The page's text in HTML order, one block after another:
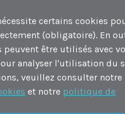
certains cookies
(obligatoire). En
peuvent être utilisés avec
analyser l'utilisation du
veuillez consulter notre
et notre politique de